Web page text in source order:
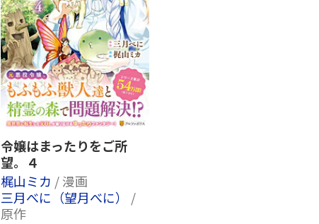
令嬢はまったりをご所
望。４
梶山ミカ / 漫画
三月べに（望月べに） /
原作